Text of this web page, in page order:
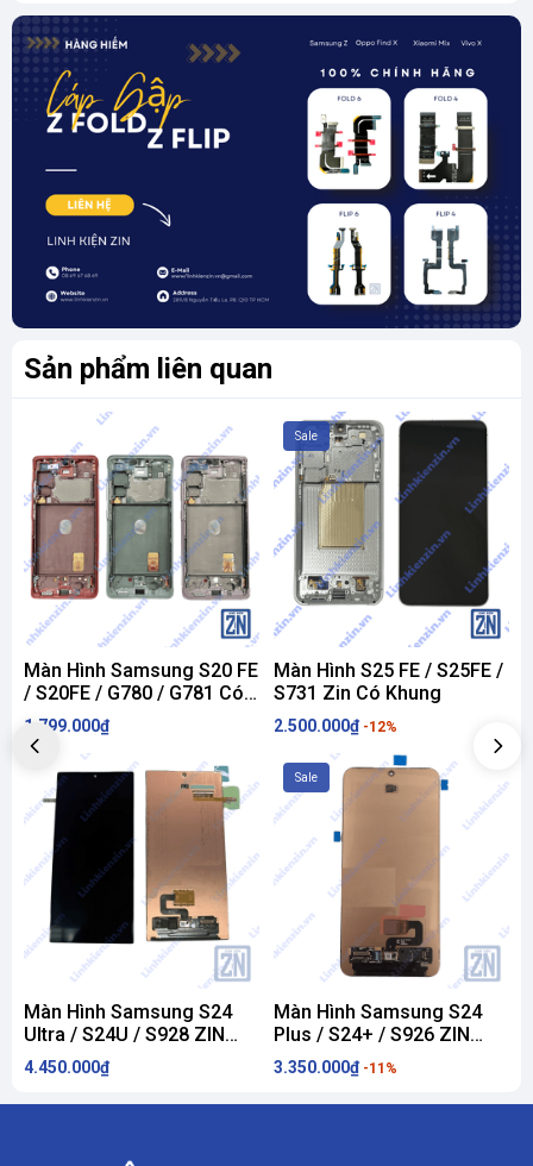
Sản phẩm liên quan
Màn Hình Samsung S20 FE
/ S20FE / G780 / G781 Có
Khung
1.799.000₫
Sale
Màn Hình S25 FE / S25FE /
S731 Zin Có Khung
2.500.000₫ -12%
Màn Hình Samsung S24
Ultra / S24U / S928 ZIN
Hãng
4.450.000₫
Sale
Màn Hình Samsung S24
Plus / S24+ / S926 ZIN
Hãng
3.350.000₫ -11%